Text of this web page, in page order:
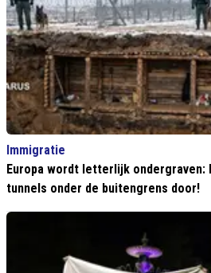
Immigratie
Europa wordt letterlijk ondergraven:
tunnels onder de buitengrens door!